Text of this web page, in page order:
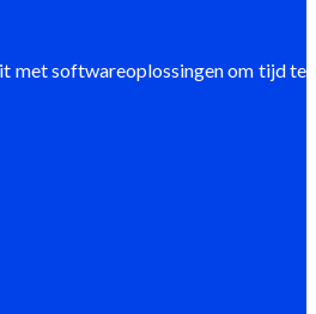
met softwareoplossingen om tijd te